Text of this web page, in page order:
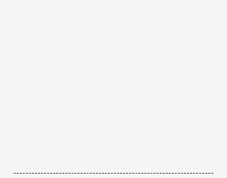
------------------------------------------------------------------